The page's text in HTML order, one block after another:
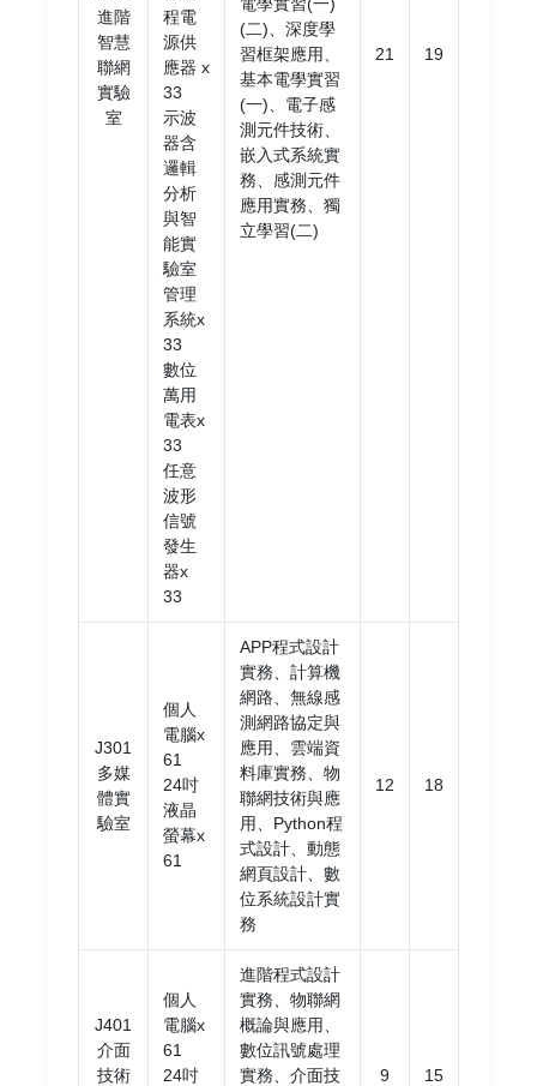
進階
智慧
聯網
實驗
室
程電
源供
應器 x
33
示波
器含
邏輯
分析
與智
能實
驗室
管理
系統x
33
數位
萬用
電表x
33
任意
波形
信號
發生
器x
33
電學實習(一)
(二)、深度學
習框架應用、
基本電學實習
(一)、電子感
測元件技術、
嵌入式系統實
務、感測元件
應用實務、獨
立學習(二)
21 19
J301
多媒
體實
驗室
個人
電腦x
61
24吋
液晶
螢幕x
61
APP程式設計
實務、計算機
網路、無線感
測網路協定與
應用、雲端資
料庫實務、物
聯網技術與應
用、Python程
式設計、動態
網頁設計、數
位系統設計實
務
12 18
J401
介面
技術
個人
電腦x
61
24吋
進階程式設計
實務、物聯網
概論與應用、
數位訊號處理
實務、介面技
9 15